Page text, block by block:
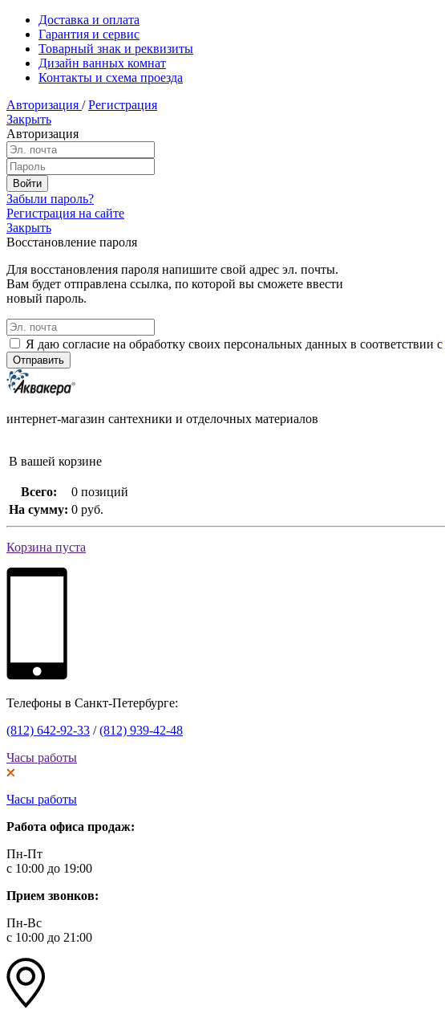
Доставка и оплата
Гарантия и сервис
Товарный знак и реквизиты
Дизайн ванных комнат
Контакты и схема проезда
Авторизация / Регистрация
Закрыть
Авторизация
Забыли пароль?
Регистрация на сайте
Закрыть
Восстановление пароля
Для восстановления пароля напишите свой адрес эл. почты.
Вам будет отправлена ссылка, по которой вы сможете ввести
новый пароль.
Я даю согласие на обработку своих персональных данных в соответствии с
интернет-магазин сантехники и отделочных материалов
В вашей корзине
Всего:
0 позиций
На сумму: 0 руб.
Корзина пуста
Телефоны в Санкт-Петербурге:
(812) 642-92-33 /(812) 939-42-48
Часы работы
Часы работы
Работа офиса продаж:
Пн-Пт
с 10:00 до 19:00
Прием звонков:
Пн-Вс
с 10:00 до 21:00